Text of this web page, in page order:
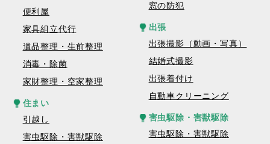
便利屋
家具組立代行
遺品整理・生前整理
消毒・除菌
家財整理・空家整理
住まい
引越し
害虫駆除・害獣駆除
窓の防犯
出張
出張撮影（動画・写真）
結婚式撮影
出張着付け
自動車クリーニング
害虫駆除・害獣駆除
害虫駆除・害獣駆除